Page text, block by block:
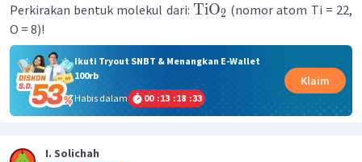
Perkirakan bentuk molekul dari: TiO2 (nomor atom Ti = 22,
O = 8)!
Ikuti Tryout SNBT & Menangkan E-Wallet
100rb
Habis dalam
00 :13 :18 :33
Klaim
I. Solichah